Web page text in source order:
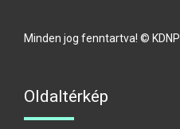
Minden jog fenntartva! © KDNP
Oldaltérkép